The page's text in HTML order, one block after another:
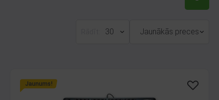
30 Jaunākās preces
Jaunums!